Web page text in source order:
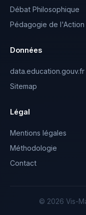
Débat Philosophique
Pédagogie de l'Action
Données
data.education.gouv.fr
Sitemap
Légal
Mentions légales
Méthodologie
Contact
© 2026 Vis-